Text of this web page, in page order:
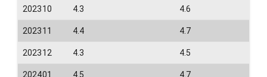
202310 4.3 4.6
202311 4.4 4.7
202312 4.3 4.5
202401 4.5 4.7